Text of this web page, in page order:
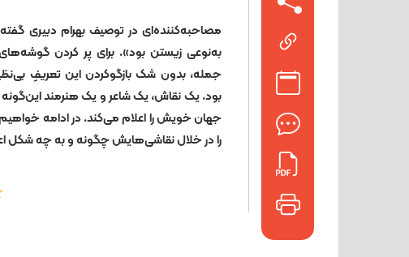
مصاحبه‌کننده‌ای در توصیف بهرام دبیری
به‌نوعی زیستن بود». برای پر کردن
جمله، بدون شک بازگوکردن این تعریفِ
بود. یک نقاش، یک شاعر و یک هنرمند
جهان خویش را اعلام می‌کند. در ادامه
را در خلال نقا‌شی‌هایش چگونه و به چه شکل